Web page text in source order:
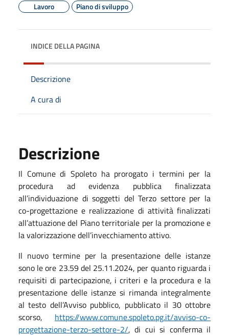
Lavoro
Piano di sviluppo
INDICE DELLA PAGINA
Descrizione
A cura di
Descrizione
Il Comune di Spoleto ha prorogato i termini per la
procedura ad evidenza pubblica finalizzata
all’individuazione di soggetti del Terzo settore per la
co-progettazione e realizzazione di attività finalizzati
all’attuazione del Piano territoriale per la promozione e
la valorizzazione dell’invecchiamento attivo.
Il nuovo termine per la presentazione delle istanze
sono le ore 23.59 del 25.11.2024, per quanto riguarda i
requisiti di partecipazione, i criteri e la procedura e la
presentazione delle istanze si rimanda integralmente
al testo dell’Avviso pubblico, pubblicato il 30 ottobre
scorso, https://www.comune.spoleto.pg.it/avviso-co-
progettazione-terzo-settore-2/, di cui si conferma il